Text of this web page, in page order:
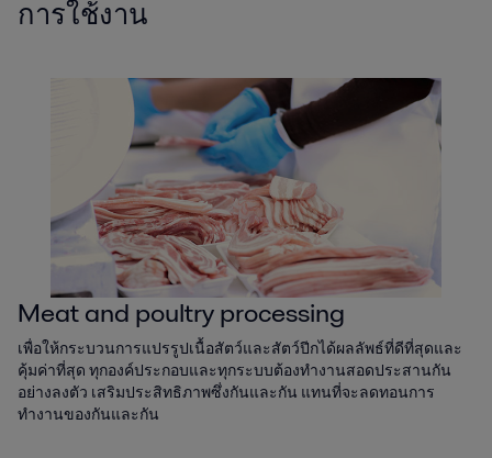
การใช้งาน
Meat and poultry processing
เพื่อให้กระบวนการแปรรูปเนื้อสัตว์และสัตว์ปีกได้ผลลัพธ์ที่ดีที่สุดและ
คุ้มค่าที่สุด ทุกองค์ประกอบและทุกระบบต้องทำงานสอดประสานกัน
อย่างลงตัว เสริมประสิทธิภาพซึ่งกันและกัน แทนที่จะลดทอนการ
ทำงานของกันและกัน